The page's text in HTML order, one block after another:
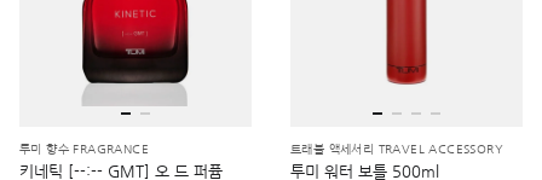
투미 향수 FRAGRANCE
키네틱 [--:-- GMT] 오 드 퍼퓸
트래블 액세서리 TRAVEL ACCESSORY
투미 워터 보틀 500ml